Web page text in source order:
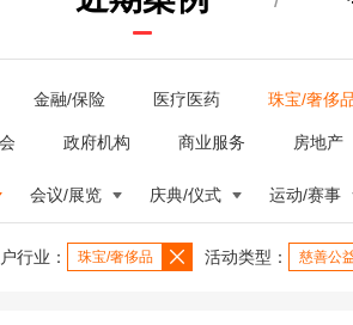
金融/保险 医疗医药 珠宝/奢侈
政府机构 商业服务 房地产
会议/展览 庆典/仪式 运动/赛事
行业： 珠宝/奢侈品 活动类型： 慈善公